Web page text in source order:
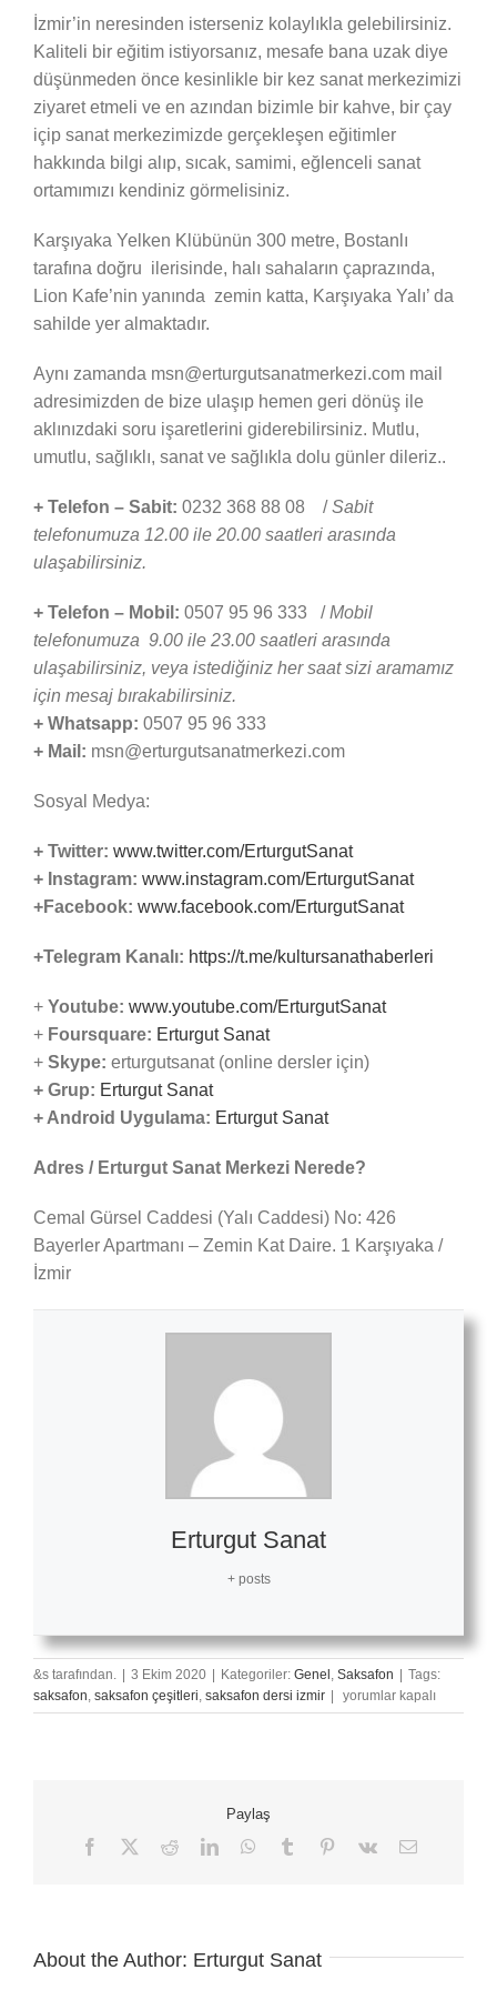
İzmir’in neresinden isterseniz kolaylıkla gelebilirsiniz.
Kaliteli bir eğitim istiyorsanız, mesafe bana uzak diye
düşünmeden önce kesinlikle bir kez sanat merkezimizi
ziyaret etmeli ve en azından bizimle bir kahve, bir çay
içip sanat merkezimizde gerçekleşen eğitimler
hakkında bilgi alıp, sıcak, samimi, eğlenceli sanat
ortamımızı kendiniz görmelisiniz.
Karşıyaka Yelken Klübünün 300 metre, Bostanlı
tarafına doğru ilerisinde, halı sahaların çaprazında,
Lion Kafe’nin yanında zemin katta, Karşıyaka Yalı’ da
sahilde yer almaktadır.
Aynı zamanda msn@erturgutsanatmerkezi.com mail
adresimizden de bize ulaşıp hemen geri dönüş ile
aklınızdaki soru işaretlerini giderebilirsiniz. Mutlu,
umutlu, sağlıklı, sanat ve sağlıkla dolu günler dileriz..
+ Telefon – Sabit: 0232 368 88 08 /Sabit
telefonumuza 12.00 ile 20.00 saatleri arasında
ulaşabilirsiniz.
+ Telefon – Mobil: 0507 95 96 333 /Mobil
telefonumuza 9.00 ile 23.00 saatleri arasında
ulaşabilirsiniz, veya istediğiniz her saat sizi aramamız
için mesaj bırakabilirsiniz.
+ Whatsapp: 0507 95 96 333
+ Mail: msn@erturgutsanatmerkezi.com
Sosyal Medya:
+ Twitter: www.twitter.com/ErturgutSanat
+ Instagram: www.instagram.com/ErturgutSanat
+Facebook: www.facebook.com/ErturgutSanat
+Telegram Kanalı: https://t.me/kultursanathaberleri
+ Youtube: www.youtube.com/ErturgutSanat
+ Foursquare: Erturgut Sanat
+ Skype: erturgutsanat (online dersler için)
+ Grup: Erturgut Sanat
+ Android Uygulama: Erturgut Sanat
Adres / Erturgut Sanat Merkezi Nerede?
Cemal Gürsel Caddesi (Yalı Caddesi) No: 426
Bayerler Apartmanı – Zemin Kat Daire. 1 Karşıyaka /
İzmir
Erturgut Sanat
+ posts
&s tarafından. | 3 Ekim 2020 | Kategoriler: Genel Saksafon | Tags:
saksafon saksafon çeşitleri saksafon dersi izmir |
Saksafonun
Tercih
yorumlar kapalı
Paylaş
Facebook RedditLinkedInWhatsApp
Tumblr Pinterest
Vk
E-
About the Author: Erturgut Sanat